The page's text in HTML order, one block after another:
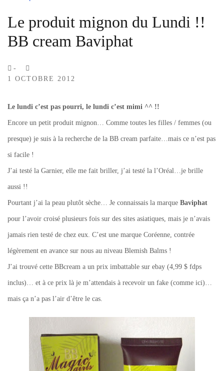
Le produit mignon du Lundi !!
BB cream Baviphat
by
Lola
-
1 OCTOBRE 2012
Le lundi c’est pas pourri, le lundi c’est mimi ^^ !!
Encore un petit produit mignon… Comme toutes les filles / femmes (ou
presque) je suis à la recherche de la BB cream parfaite…mais ce n’est pas
si facile !
J’ai testé la Garnier, elle me fait briller, j’ai testé la l’Oréal…je brille
aussi !!
Pourtant j’ai la peau plutôt sèche… Je connaissais la marque Baviphat
pour l’avoir croisé plusieurs fois sur des sites asiatiques, mais je n’avais
jamais rien testé de chez eux. C’est une marque Coréenne, contrée
légèrement en avance sur nous au niveau Blemish Balms !
J’ai trouvé cette BBcream a un prix imbattable sur ebay (4,99 $ fdps
inclus)… et à ce prix là je m’attendais à recevoir un fake (comme ici)…
mais ça n’a pas l’air d’être le cas.